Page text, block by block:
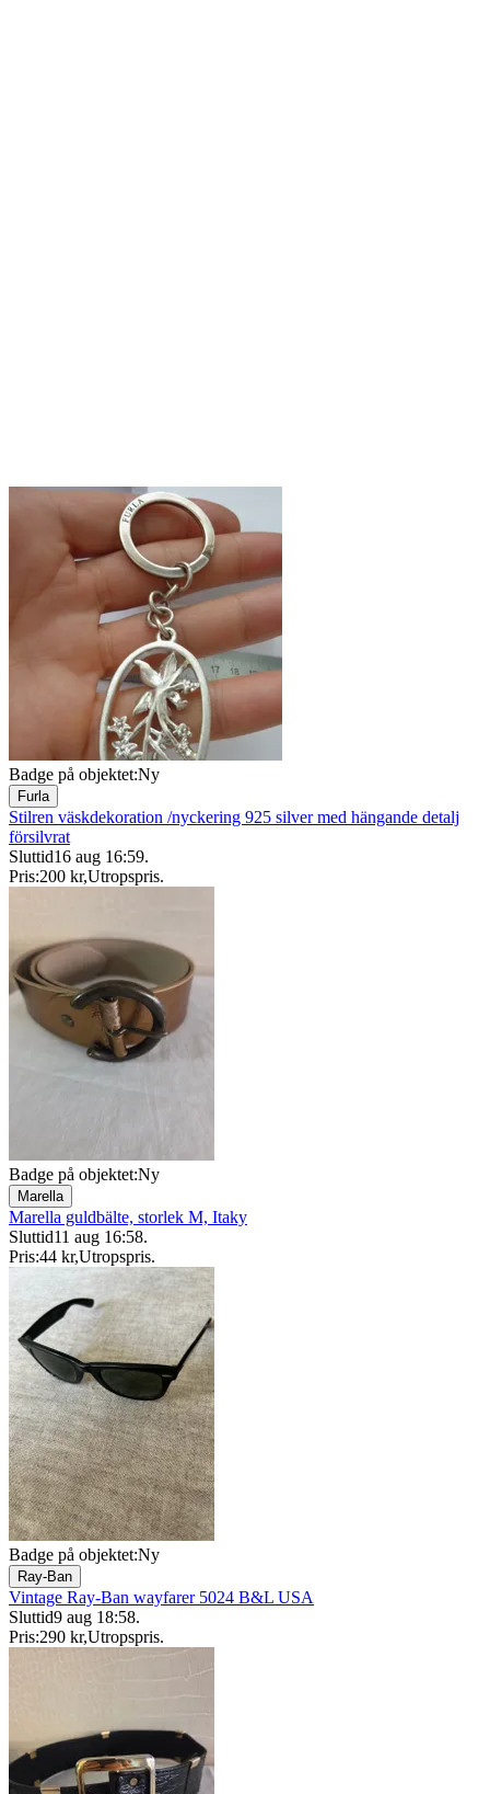
Badge på objektet:Ny
Furla
Stilren väskdekoration /nyckering 925 silver med hängande detalj
försilvrat
Sluttid16 aug 16:59.
Pris:200 kr,Utropspris.
Badge på objektet:Ny
Marella
Marella guldbälte, storlek M, Itaky
Sluttid11 aug 16:58.
Pris:44 kr,Utropspris.
Badge på objektet:Ny
Ray-Ban
Vintage Ray-Ban wayfarer 5024 B&L USA
Sluttid9 aug 18:58.
Pris:290 kr,Utropspris.